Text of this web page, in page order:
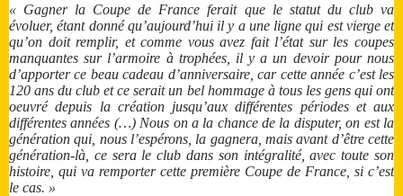
« Gagner la Coupe de France ferait que le statut du club va
évoluer, étant donné qu’aujourd’hui il y a une ligne qui est vierge et
qu’on doit remplir, et comme vous avez fait l’état sur les coupes
manquantes sur l’armoire à trophées, il y a un devoir pour nous
d’apporter ce beau cadeau d’anniversaire, car cette année c’est les
120 ans du club et ce serait un bel hommage à tous les gens qui ont
oeuvré depuis la création jusqu’aux différentes périodes et aux
différentes années (…) Nous on a la chance de la disputer, on est la
génération qui, nous l’espérons, la gagnera, mais avant d’être cette
génération-là, ce sera le club dans son intégralité, avec toute son
histoire, qui va remporter cette première Coupe de France, si c’est
le cas. »